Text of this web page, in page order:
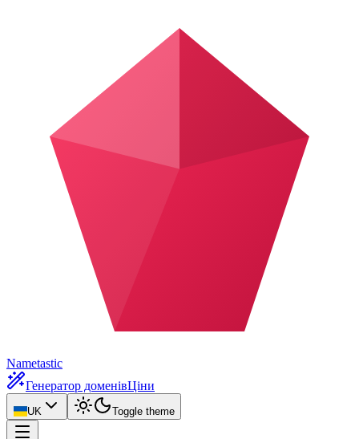
Nametastic
Генератор доменівЦіни
UK Toggle theme